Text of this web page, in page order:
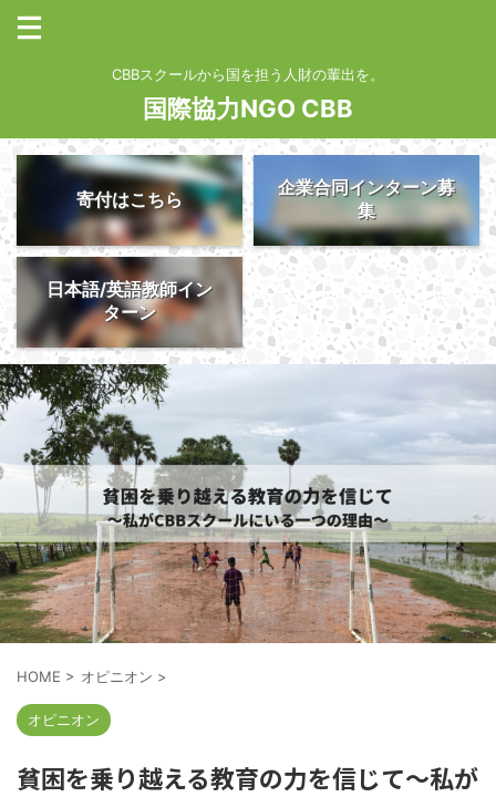
CBBスクールから国を担う人財の輩出を。
国際協力NGO CBB
寄付はこちら
企業合同インターン募
集
日本語/英語教師イン
ターン
HOME > オピニオン >
オピニオン
貧困を乗り越える教育の力を信じて～私が